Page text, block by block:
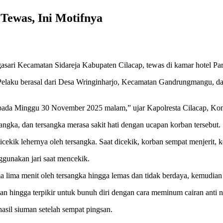
Ini Motifnya
Kecamatan Sidareja Kabupaten Cilacap, tewas di kamar hotel
berasal dari Desa Wringinharjo, Kecamatan Gandrungmangu,
Minggu 30 November 2025 malam,” ujar Kapolresta Cilacap,
dan tersangka merasa sakit hati dengan ucapan korban tersebut.
lehernya oleh tersangka. Saat dicekik, korban sempat
jari saat mencekik.
menit oleh tersangka hingga lemas dan tidak berdaya,
hingga terpikir untuk bunuh diri dengan cara meminum cairan anti
siuman setelah sempat pingsan.